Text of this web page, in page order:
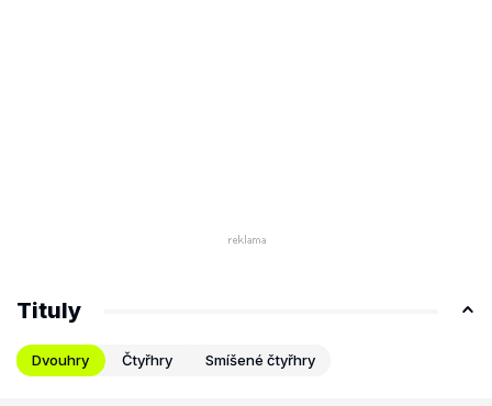
Tituly
Dvouhry Čtyřhry Smíšené čtyřhry